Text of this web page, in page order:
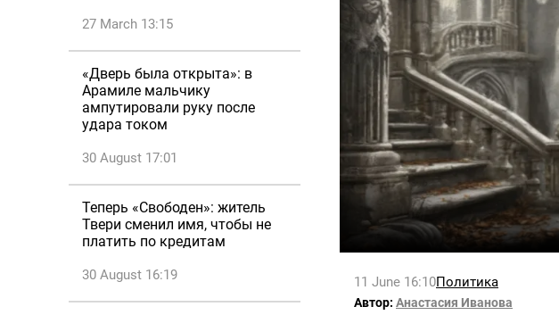
27 March 13:15
«Дверь была открыта»: в
Арамиле мальчику
ампутировали руку после
удара током
30 August 17:01
Теперь «Свободен»: житель
Твери сменил имя, чтобы не
платить по кредитам
30 August 16:19 11 June 16:10Политика
Автор: Анастасия Иванова